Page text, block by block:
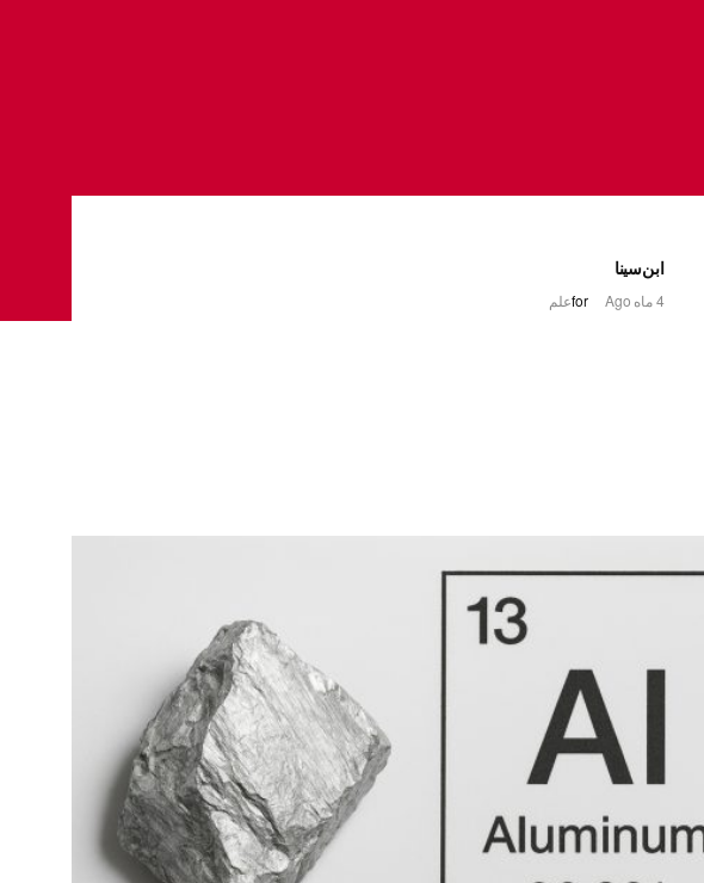
ابن‌سینا
4 ماه Ago forعلم